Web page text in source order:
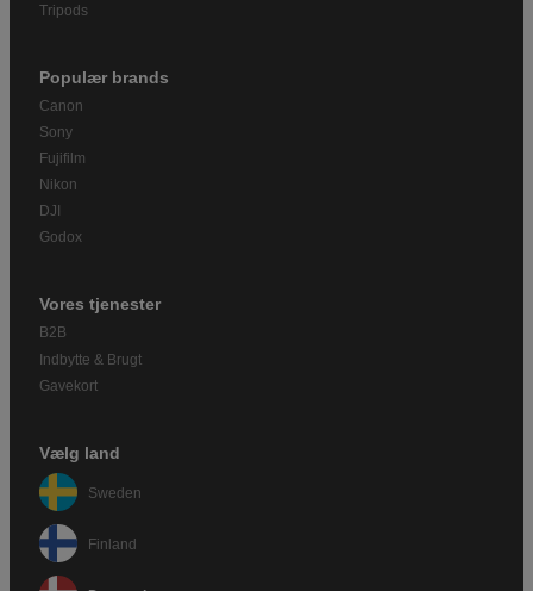
Tripods
Populær brands
Canon
Sony
Fujifilm
Nikon
DJI
Godox
Vores tjenester
B2B
Indbytte & Brugt
Gavekort
Vælg land
Sweden
Finland